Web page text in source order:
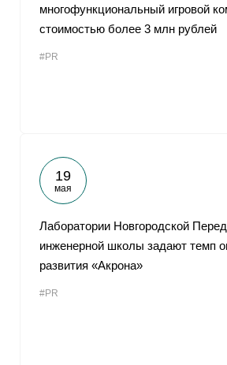
многофункциональный игровой
стоимостью более 3 млн рублей
#PR
19
мая
Лаборатории Новгородской
инженерной школы задают темп
развития «Акрона»
#PR